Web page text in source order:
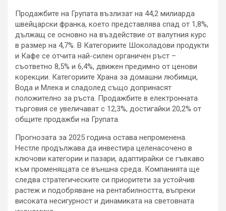
Продажбите на Групата възлизат на 44,2 милиарда
швейцарски франка, което представлява спад от 1,8%,
дължащ се основно на въздействие от валутния курс
в размер на 4,7%. В Категориите Шоколадови продукти
и Кафе се отчита най-силен органичен ръст –
съответно 8,5% и 6,4%, движен предимно от ценови
корекции. Категориите Храна за домашни любимци,
Вода и Млека и сладолед също допринасят
положително за ръста. Продажбите в електронната
търговия се увеличават с 12,3%, достигайки 20,2% от
общите продажби на Групата.
Прогнозата за 2025 година остава непроменена.
Нестле продължава да инвестира целенасочено в
ключови категории и пазари, адаптирайки се гъвкаво
към променящата се външна среда. Компанията ще
следва стратегическите си приоритети за устойчив
растеж и подобряване на рентабилността, въпреки
високата несигурност и динамиката на световната